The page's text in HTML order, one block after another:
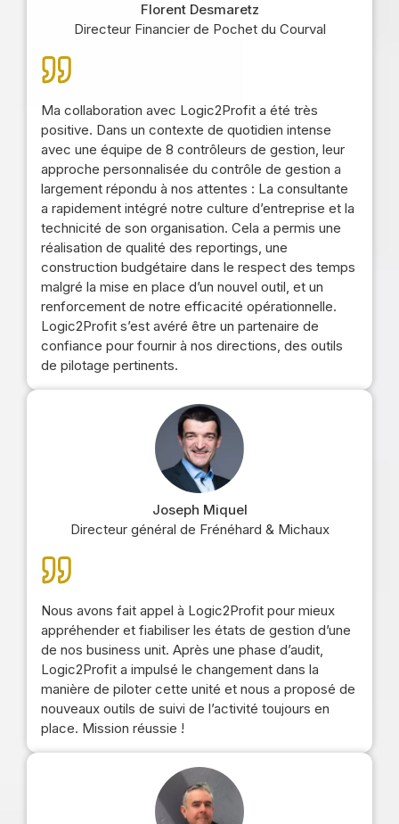
Florent Desmaretz
Directeur Financier de Pochet du Courval
Ma collaboration avec Logic2Profit a été très
positive. Dans un contexte de quotidien intense
avec une équipe de 8 contrôleurs de gestion, leur
approche personnalisée du contrôle de gestion a
largement répondu à nos attentes : La consultante
a rapidement intégré notre culture d’entreprise et la
technicité de son organisation. Cela a permis une
réalisation de qualité des reportings, une
construction budgétaire dans le respect des temps
malgré la mise en place d’un nouvel outil, et un
renforcement de notre efficacité opérationnelle.
Logic2Profit s’est avéré être un partenaire de
confiance pour fournir à nos directions, des outils
de pilotage pertinents.
Joseph Miquel
Directeur général de Frénéhard & Michaux
Nous avons fait appel à Logic2Profit pour mieux
appréhender et fiabiliser les états de gestion d’une
de nos business unit. Après une phase d’audit,
Logic2Profit a impulsé le changement dans la
manière de piloter cette unité et nous a proposé de
nouveaux outils de suivi de l’activité toujours en
place. Mission réussie !